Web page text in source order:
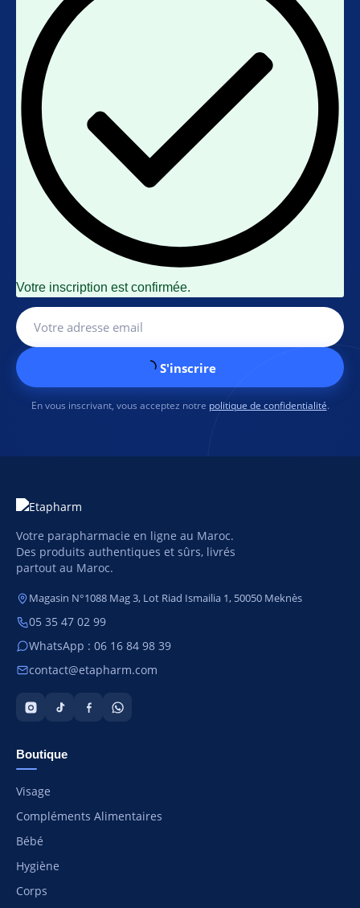
Votre inscription est confirmée.
S'inscrire
En vous inscrivant, vous acceptez notre politique de confidentialité.
Votre parapharmacie en ligne au Maroc.
Des produits authentiques et sûrs, livrés
partout au Maroc.
Magasin N°1088 Mag 3, Lot Riad Ismailia 1, 50050 Meknès
05 35 47 02 99
WhatsApp : 06 16 84 98 39
contact@etapharm.com
Boutique
Visage
Compléments Alimentaires
Bébé
Hygiène
Corps